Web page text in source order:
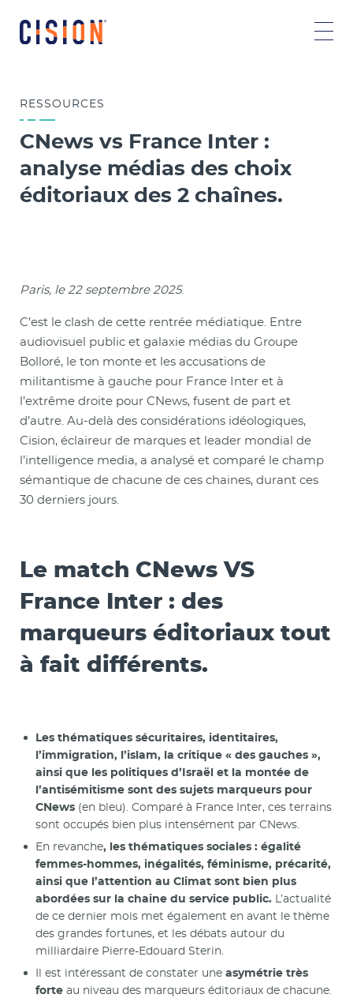
RESSOURCES
CNews vs France Inter :
analyse médias des choix
éditoriaux des 2 chaînes.
Paris, le 22 septembre 2025.
C’est le clash de cette rentrée médiatique. Entre
audiovisuel public et galaxie médias du Groupe
Bolloré, le ton monte et les accusations de
militantisme à gauche pour France Inter et à
l’extrême droite pour CNews, fusent de part et
d’autre. Au-delà des considérations idéologiques,
Cision, éclaireur de marques et leader mondial de
l’intelligence media, a analysé et comparé le champ
sémantique de chacune de ces chaines, durant ces
30 derniers jours.
Le match CNews VS
France Inter : des
marqueurs éditoriaux tout
à fait différents.
Les thématiques sécuritaires, identitaires,
l’immigration, l’islam, la critique « des gauches »,
ainsi que les politiques d’Israël et la montée de
l’antisémitisme sont des sujets marqueurs pour
CNews (en bleu). Comparé à France Inter, ces terrains
sont occupés bien plus intensément par CNews.
En revanche, les thématiques sociales : égalité
femmes-hommes, inégalités, féminisme, précarité,
ainsi que l’attention au Climat sont bien plus
abordées sur la chaine du service public. L’actualité
de ce dernier mois met également en avant le thème
des grandes fortunes, et les débats autour du
milliardaire Pierre-Edouard Sterin.
Il est intéressant de constater une asymétrie très
forte au niveau des marqueurs éditoriaux de chacune.